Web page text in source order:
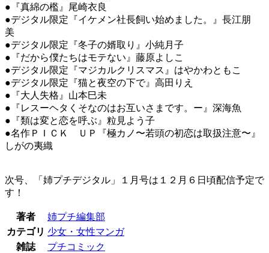
●『真綿の檻』尾崎衣良
●デジタル限定『イケメン社長飼い始めました。』長江朋
美
●デジタル限定『冬子の婿取り』小純月子
●『だから僕たちはモテない』藤原よしこ
●デジタル限定『マジカルクリスマス』はやかわともこ
●デジタル限定『猫と夜空の下で』高田りえ
●『大人失格』山本巳未
●『レスーヘタくそなのはお互いさまです。ー』深海魚
●『類は変と恋を呼ぶ』粒見よう子
●名作ＰＩＣＫ ＵＰ『極カノ〜若頭の初恋は取扱注意〜』
しがの夷織
次号、「姉プチデジタル」１月号は１２月６日頃配信予定で
す！
著者
姉プチ編集部
カテゴリ 少女・女性マンガ
雑誌
プチコミック